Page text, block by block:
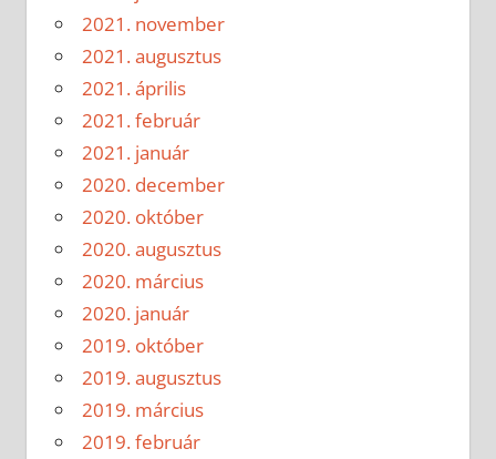
2021. november
2021. augusztus
2021. április
2021. február
2021. január
2020. december
2020. október
2020. augusztus
2020. március
2020. január
2019. október
2019. augusztus
2019. március
2019. február